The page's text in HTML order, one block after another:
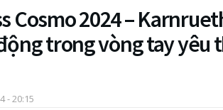
Cosmo 2024 –
trong vòng tay yêu
- 20:15